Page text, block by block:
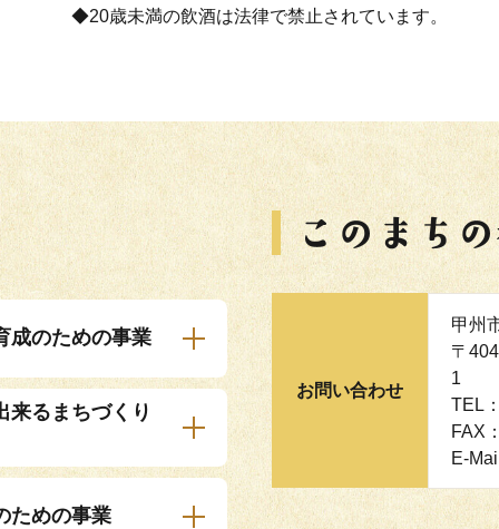
◆20歳未満の飲酒は法律で禁止されています。
成のための事業
来るまちづくり
ための事業
お問い合わせ
甲州
〒
1
TEL
FAX
E-